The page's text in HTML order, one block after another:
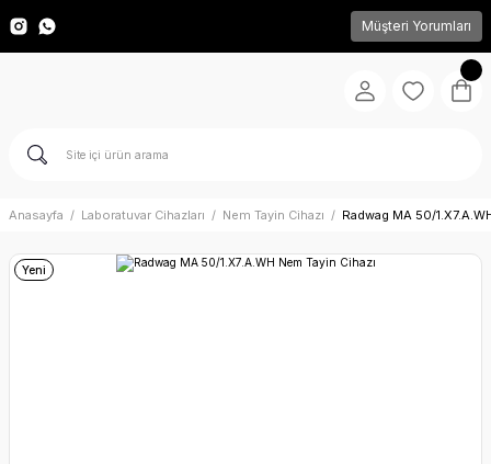
Müşteri Yorumları
Anasayfa Laboratuvar Cihazları Nem Tayin Cihazı Radwag MA 50/
Yeni